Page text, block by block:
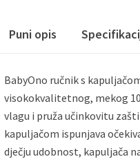
Puni opis
BabyOno ručnik s
visokokvalitetnog, mekog
vlagu i pruža učinkovitu
kapuljačom ispunjava
dječju udobnost, kapuljača